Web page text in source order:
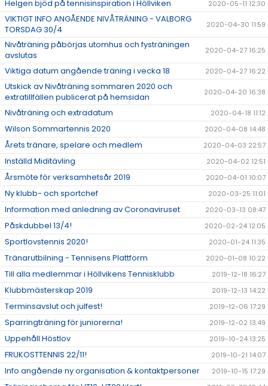
Helgen bjöd på tennisinspiration i Höllviken 2020-05-11 12:30
VIKTIGT INFO ANGÅENDE NIVÅTRÄNING - VALBORG
TORSDAG 30/4
2020-04-30 11:59
Nivåträning påbörjas utomhus och fysträningen
avslutas
2020-04-27 16:25
Viktiga datum angående träning i vecka 18 2020-04-27 16:22
Utskick av Nivåträning sommaren 2020 och
extratillfällen publicerat på hemsidan
2020-04-20 16:38
Nivåträning och extradatum 2020-04-18 11:12
Wilson Sommartennis 2020 2020-04-08 14:48
Årets tränare, spelare och medlem 2020-04-03 22:57
Inställd Miditävling 2020-04-02 12:51
Årsmöte för verksamhetsår 2019 2020-04-01 10:07
Ny klubb- och sportchef 2020-03-25 11:01
Information med anledning av Coronaviruset 2020-03-13 08:47
Påskdubbel 13/4! 2020-02-24 12:05
Sportlovstennis 2020! 2020-01-24 11:35
Tränarutbilning - Tennisens Plattform 2020-01-08 10:22
Till alla medlemmar i Höllvikens Tennisklubb 2019-12-18 16:27
Klubbmästerskap 2019 2019-12-13 14:22
Terminsavslut och julfest! 2019-12-06 17:29
Sparringträning för juniorerna! 2019-12-02 13:49
Uppehåll Höstlov 2019-10-24 13:25
FRUKOSTTENNIS 22/11! 2019-10-21 14:07
Info angående ny organisation & kontaktpersoner 2019-10-15 17:29